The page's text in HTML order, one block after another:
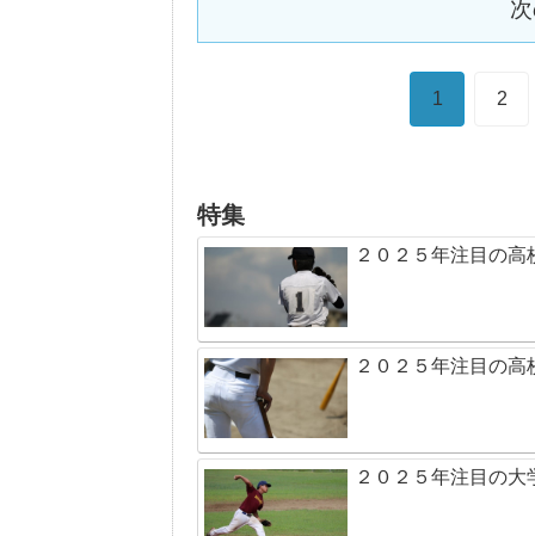
1 2
特集
２０２５年注目の
２０２５年注目の
２０２５年注目の